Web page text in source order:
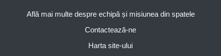
Află mai multe despre echipă și misiunea din spatele
Contactează-ne
Harta site-ului